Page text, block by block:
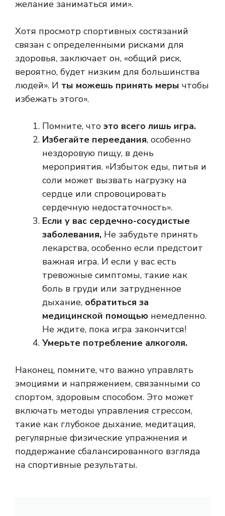
желание заниматься ими».
Хотя просмотр спортивных состязаний
связан с определенными рисками для
здоровья, заключает он, «общий риск,
вероятно, будет низким для большинства
людей». И ты можешь принять меры чтобы
избежать этого».
Помните, что это всего лишь игра.
Избегайте переедания, особенно
нездоровую пищу, в день
мероприятия. «Избыток еды, питья и
соли может вызвать нагрузку на
сердце или спровоцировать
сердечную недостаточность».
Если у вас сердечно-сосудистые
заболевания, Не забудьте принять
лекарства, особенно если предстоит
важная игра. И если у вас есть
тревожные симптомы, такие как
боль в груди или затрудненное
дыхание, обратиться за
медицинской помощью немедленно.
Не ждите, пока игра закончится!
Умерьте потребление алкоголя.
Наконец, помните, что важно управлять
эмоциями и напряжением, связанными со
спортом, здоровым способом. Это может
включать методы управления стрессом,
такие как глубокое дыхание, медитация,
регулярные физические упражнения и
поддержание сбалансированного взгляда
на спортивные результаты.